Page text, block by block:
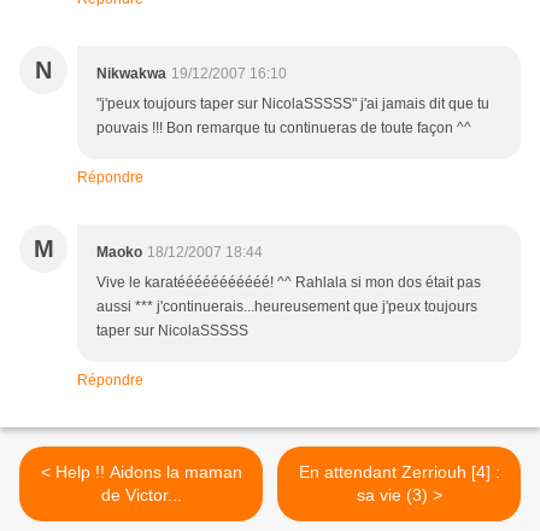
N Nikwakwa 19/12/2007 16:10
"j'peux toujours taper sur NicolaSSSSS" j'ai jamais dit que tu
pouvais !!! Bon remarque tu continueras de toute façon ^^
Répondre
M Maoko 18/12/2007 18:44
Vive le karatééééééééééé! ^^ Rahlala si mon dos était pas
aussi *** j'continuerais...heureusement que j'peux toujours
taper sur NicolaSSSSS
Répondre
< Help !! Aidons la maman
de Victor...
En attendant Zerriouh [4] :
sa vie (3) >